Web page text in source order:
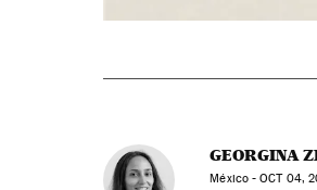
GEORGINA
México -OCT04,